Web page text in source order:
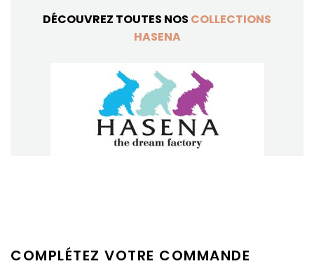
DÉCOUVREZ TOUTES NOS COLLECTIONS
HASENA
COMPLÉTEZ VOTRE COMMANDE